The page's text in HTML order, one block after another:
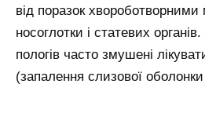
від поразок хвороботворними
носоглотки і статевих
пологів часто змушені
(запалення слизової